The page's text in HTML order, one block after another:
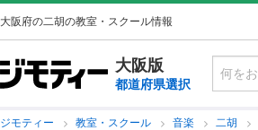
大阪府の二胡の教室・スクール情報
大阪版
都道府県選択
ジモティー 教室・スクール 音楽 二胡